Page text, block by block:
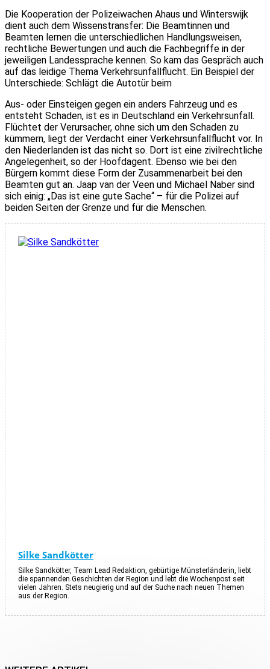
Die Kooperation der Polizeiwachen Ahaus und Winterswijk
dient auch dem Wissenstransfer: Die Beamtinnen und
Beamten lernen die unterschiedlichen Handlungsweisen,
rechtliche Bewertungen und auch die Fachbegriffe in der
jeweiligen Landessprache kennen. So kam das Gespräch auch
auf das leidige Thema Verkehrsunfallflucht. Ein Beispiel der
Unterschiede: Schlägt die Autotür beim
Aus- oder Einsteigen gegen ein anders Fahrzeug und es
entsteht Schaden, ist es in Deutschland ein Verkehrsunfall.
Flüchtet der Verursacher, ohne sich um den Schaden zu
kümmern, liegt der Verdacht einer Verkehrsunfallflucht vor. In
den Niederlanden ist das nicht so. Dort ist eine zivilrechtliche
Angelegenheit, so der Hoofdagent. Ebenso wie bei den
Bürgern kommt diese Form der Zusammenarbeit bei den
Beamten gut an. Jaap van der Veen und Michael Naber sind
sich einig: „Das ist eine gute Sache“ – für die Polizei auf
beiden Seiten der Grenze und für die Menschen.
Silke Sandkötter
Silke Sandkötter, Team Lead Redaktion, gebürtige Münsterländerin, liebt
die spannenden Geschichten der Region und lebt die Wochenpost seit
vielen Jahren. Stets neugierig und auf der Suche nach neuen Themen
aus der Region.